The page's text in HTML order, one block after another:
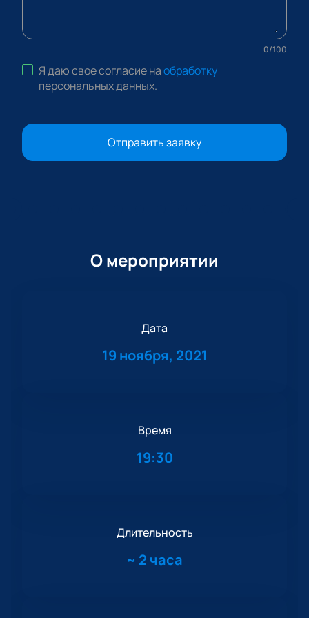
0/100
Я даю свое согласие наобработку
персональных данных.
Отправить заявку
О мероприятии
Дата
19 ноября, 2021
Время
19:30
Длительность
~ 2 часа